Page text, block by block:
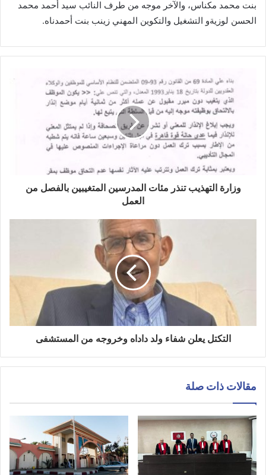
بنت محمد مكناس، والآخر موجه من طرف النائب سيد أحمد محمد
الحسن لوزيةو التشغيل والتكوين المهني زينب بنت أحمدناه.
وزارة التهذيب تنذر مئات المدرسين المتغيبين بالفصل من
العمل
التكتل يعلن شفاء ولد داداه وخروجه من المستشفى
مقالات ذات صلة